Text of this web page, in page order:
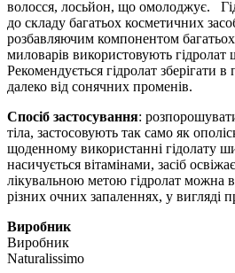
волосся, лосьйон, що омолоджує.
до складу багатьох косметичних
розбавляючим компонентом
миловарів використовують
Рекомендується гідролат зберігати
далеко від сонячних променів.
Спосіб застосування:
тіла, застосовують так само як
щоденному використанні гідолату
насичується вітамінами, засіб
лікувальною метою гідролат можна
різних очних запаленнях, у вигляді
Виробник
Виробник
Naturalissimo